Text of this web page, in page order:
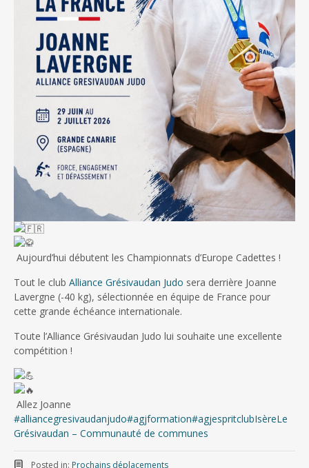
Aujourd’hui débutent les Championnats d’Europe Cadettes !
Tout le club Alliance Grésivaudan Judo sera derrière Joanne
Lavergne (-40 kg), sélectionnée en équipe de France pour
cette grande échéance internationale.
Toute l’Alliance Grésivaudan Judo lui souhaite une excellente
compétition !
Allez Joanne
#alliancegresivaudanjudo#agjformation#agjespritclubIsèreLe
Grésivaudan – Communauté de communes
Posted in: Prochains déplacements